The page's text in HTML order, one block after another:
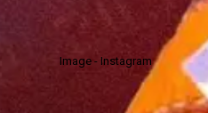
Image - Instagram